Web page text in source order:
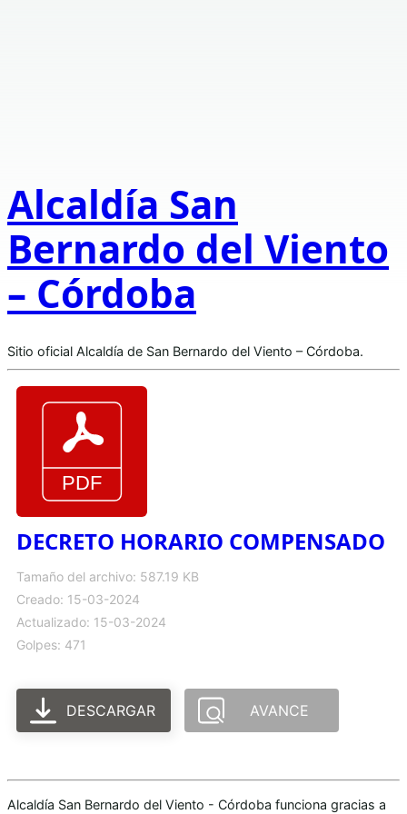
Alcaldía San
Bernardo del Viento
– Córdoba
Sitio oficial Alcaldía de San Bernardo del Viento – Córdoba.
DECRETO HORARIO COMPENSADO
Tamaño del archivo: 587.19 KB
Creado: 15-03-2024
Actualizado: 15-03-2024
Golpes: 471
DESCARGAR AVANCE
Alcaldía San Bernardo del Viento - Córdoba funciona gracias a